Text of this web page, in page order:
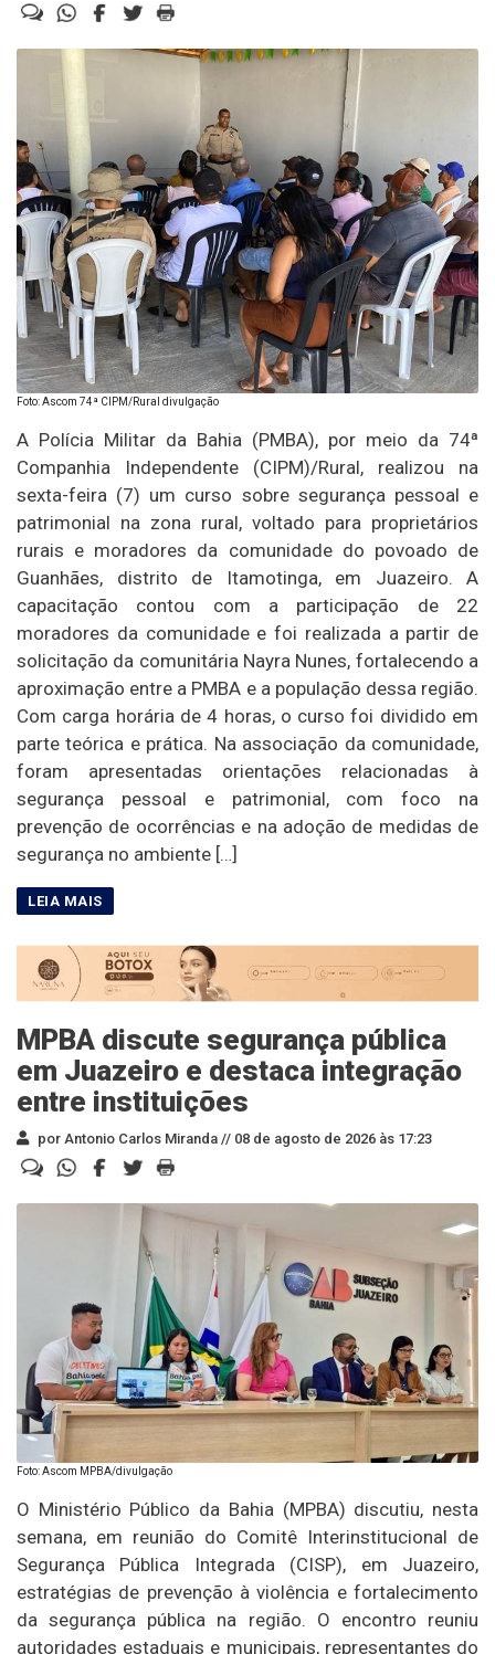
Foto: Ascom 74ª CIPM/Rural divulgação
A Polícia Militar da Bahia (PMBA), por meio da 74ª
Companhia Independente (CIPM)/Rural, realizou na
sexta-feira (7) um curso sobre segurança pessoal e
patrimonial na zona rural, voltado para proprietários
rurais e moradores da comunidade do povoado de
Guanhães, distrito de Itamotinga, em Juazeiro. A
capacitação contou com a participação de 22
moradores da comunidade e foi realizada a partir de
solicitação da comunitária Nayra Nunes, fortalecendo a
aproximação entre a PMBA e a população dessa região.
Com carga horária de 4 horas, o curso foi dividido em
parte teórica e prática. Na associação da comunidade,
foram apresentadas orientações relacionadas à
segurança pessoal e patrimonial, com foco na
prevenção de ocorrências e na adoção de medidas de
segurança no ambiente […]
MPBA discute segurança pública
em Juazeiro e destaca integração
entre instituições
por Antonio Carlos Miranda // 08 de agosto de 2026 às 17:23
Foto: Ascom MPBA/divulgação
O Ministério Público da Bahia (MPBA) discutiu, nesta
semana, em reunião do Comitê Interinstitucional de
Segurança Pública Integrada (CISP), em Juazeiro,
estratégias de prevenção à violência e fortalecimento
da segurança pública na região. O encontro reuniu
autoridades estaduais e municipais, representantes do